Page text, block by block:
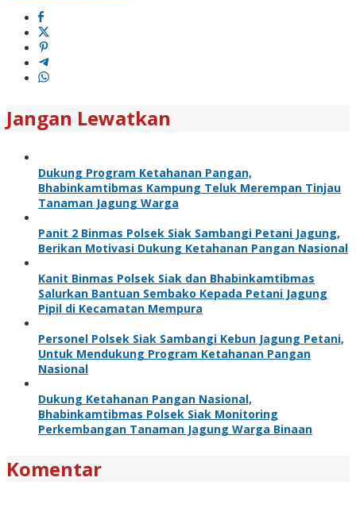
Jangan Lewatkan
Dukung Program Ketahanan Pangan,
Bhabinkamtibmas Kampung Teluk Merempan Tinjau
Tanaman Jagung Warga
Panit 2 Binmas Polsek Siak Sambangi Petani Jagung,
Berikan Motivasi Dukung Ketahanan Pangan Nasional
Kanit Binmas Polsek Siak dan Bhabinkamtibmas
Salurkan Bantuan Sembako Kepada Petani Jagung
Pipil di Kecamatan Mempura
Personel Polsek Siak Sambangi Kebun Jagung Petani,
Untuk Mendukung Program Ketahanan Pangan
Nasional
Dukung Ketahanan Pangan Nasional,
Bhabinkamtibmas Polsek Siak Monitoring
Perkembangan Tanaman Jagung Warga Binaan
Komentar